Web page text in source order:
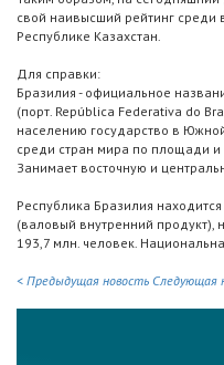
свой наивысший рейтинг среди
Республике Казахстан.
Для справки:
Бразилия - официальное
(порт. República Federativa do
населению государство в
среди стран мира по площади и
Занимает восточную и
Республика Бразилия
(валовый внутренний продукт),
193,7 млн. человек.
< Предыдущая новость Следующая